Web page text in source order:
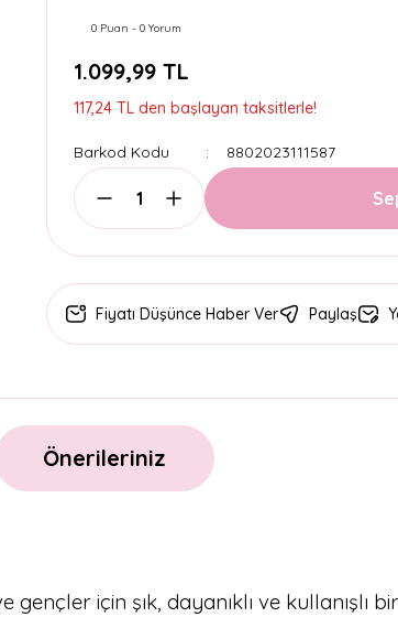
0 Puan - 0 Yorum
1.099,99 TL
117,24 TL den başlayan taksitlerle!
Barkod Kodu 8802023111587
Fiyatı Düşünce Haber Ver Paylaş
Önerileriniz
için şık, dayanıklı ve kullanışlı